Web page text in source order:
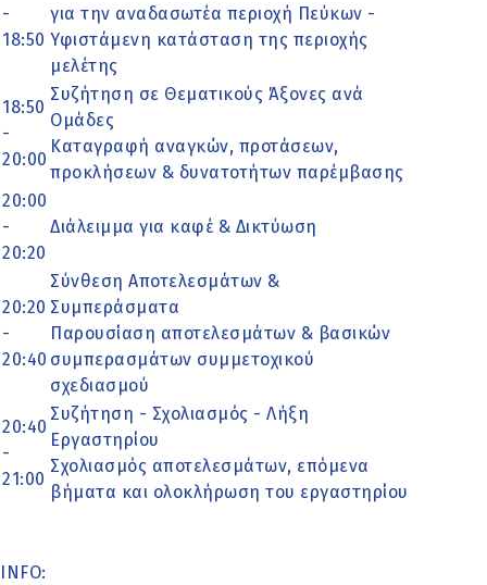
-
18:50
για την αναδασωτέα περιοχή Πεύκων -
Υφιστάμενη κατάσταση της περιοχής
μελέτης
18:50
-
20:00
Συζήτηση σε Θεματικούς Άξονες ανά
Ομάδες
Καταγραφή αναγκών, προτάσεων,
προκλήσεων & δυνατοτήτων παρέμβασης
20:00
-
20:20
Διάλειμμα για καφέ & Δικτύωση
20:20
-
20:40
Σύνθεση Αποτελεσμάτων &
Συμπεράσματα
Παρουσίαση αποτελεσμάτων & βασικών
συμπερασμάτων συμμετοχικού
σχεδιασμού
20:40
-
21:00
Συζήτηση - Σχολιασμός - Λήξη
Εργαστηρίου
Σχολιασμός αποτελεσμάτων, επόμενα
βήματα και ολοκλήρωση του εργαστηρίου
INFO: